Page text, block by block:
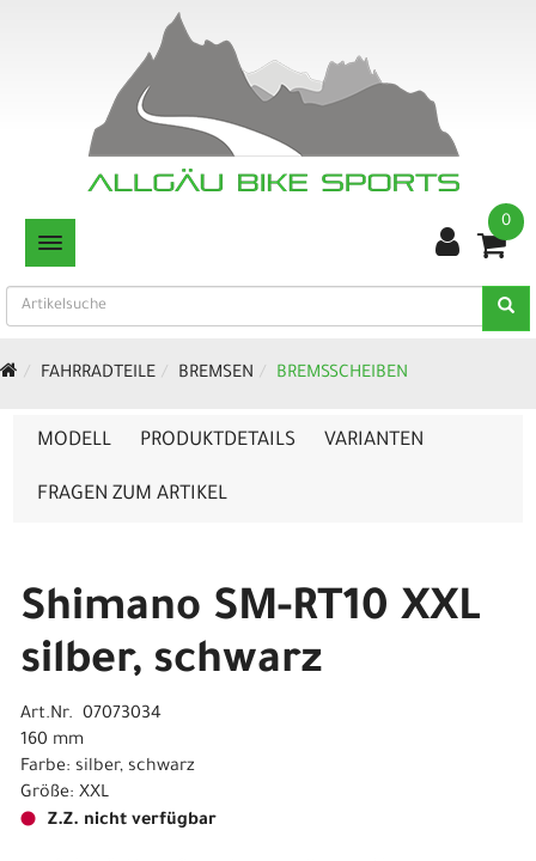
TOGGLE NAVIGATION
0
FAHRRADTEILE BREMSEN BREMSSCHEIBEN
MODELL PRODUKTDETAILS VARIANTEN
FRAGEN ZUM ARTIKEL
Shimano SM-RT10 XXL
silber, schwarz
Art.Nr. 07073034
160 mm
Farbe: silber, schwarz
Größe: XXL
Z.Z. nicht verfügbar